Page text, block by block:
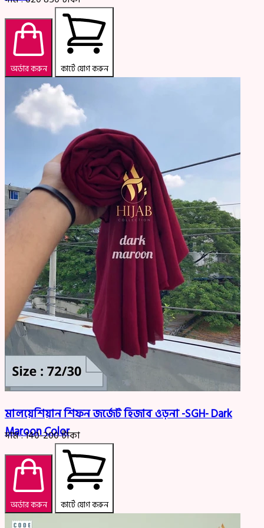
অর্ডার করুন কার্টে যোগ করুন
মালয়েশিয়ান শিফন জর্জেট হিজাব ওড়না -SGH- Dark
Maroon Color
দাম :140-200টাকা
অর্ডার করুন কার্টে যোগ করুন